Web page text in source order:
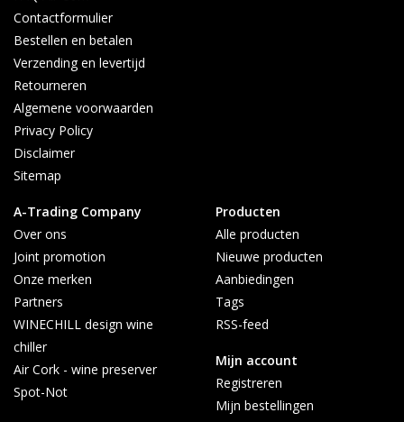
Contactformulier
Bestellen en betalen
Verzending en levertijd
Retourneren
Algemene voorwaarden
Privacy Policy
Disclaimer
Sitemap
A-Trading Company
Over ons
Joint promotion
Onze merken
Partners
WINECHILL design wine
chiller
Air Cork - wine preserver
Spot-Not
Producten
Alle producten
Nieuwe producten
Aanbiedingen
Tags
RSS-feed
Mijn account
Registreren
Mijn bestellingen